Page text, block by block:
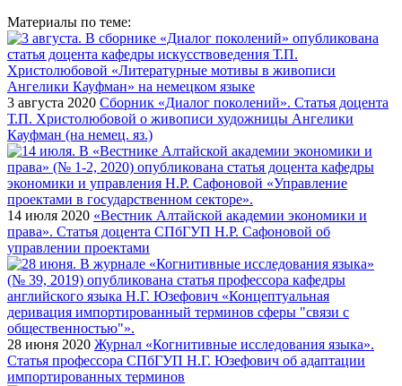
Материалы по теме:
3 августа 2020 Сборник «Диалог поколений». Статья доцента
Т.П. Христолюбовой о живописи художницы Ангелики
Кауфман (на немец. яз.)
14 июля 2020 «Вестник Алтайской академии экономики и
права». Статья доцента СПбГУП Н.Р. Сафоновой об
управлении проектами
28 июня 2020 Журнал «Когнитивные исследования языка».
Статья профессора СПбГУП Н.Г. Юзефович об адаптации
импортированных терминов